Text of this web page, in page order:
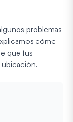
problemas
cómo
que tus
ubicación.